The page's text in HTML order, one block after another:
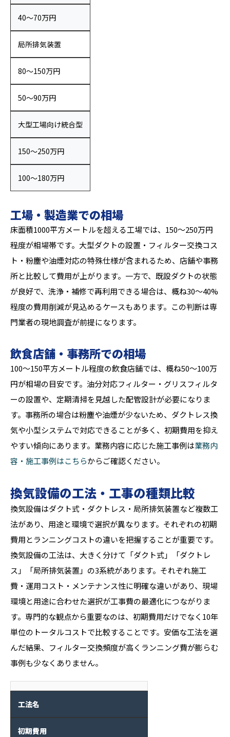
40〜70万円
局所排気装置
80〜150万円
50〜90万円
大型工場向け統合型
150〜250万円
100〜180万円
工場・製造業での相場
床面積1000平方メートルを超える工場では、150〜250万円
程度が相場帯です。大型ダクトの設置・フィルター交換コス
ト・粉塵や油煙対応の特殊仕様が含まれるため、店舗や事務
所と比較して費用が上がります。一方で、既設ダクトの状態
が良好で、洗浄・補修で再利用できる場合は、概ね30〜40%
程度の費用削減が見込めるケースもあります。この判断は専
門業者の現地調査が前提になります。
飲食店舗・事務所での相場
100〜150平方メートル程度の飲食店舗では、概ね50〜100万
円が相場の目安です。油分対応フィルター・グリスフィルタ
ーの設置や、定期清掃を見越した配管設計が必要になりま
す。事務所の場合は粉塵や油煙が少ないため、ダクトレス換
気や小型システムで対応できることが多く、初期費用を抑え
やすい傾向にあります。業務内容に応じた施工事例は業務内
容・施工事例はこちらからご確認ください。
換気設備の工法・工事の種類比較
換気設備はダクト式・ダクトレス・局所排気装置など複数工
法があり、用途と環境で選択が異なります。それぞれの初期
費用とランニングコストの違いを把握することが重要です。
換気設備の工法は、大きく分けて「ダクト式」「ダクトレ
ス」「局所排気装置」の3系統があります。それぞれ施工
費・運用コスト・メンテナンス性に明確な違いがあり、現場
環境と用途に合わせた選択が工事費の最適化につながりま
す。専門的な観点から重要なのは、初期費用だけでなく10年
単位のトータルコストで比較することです。安価な工法を選
んだ結果、フィルター交換頻度が高くランニング費が膨らむ
事例も少なくありません。
工法名
初期費用